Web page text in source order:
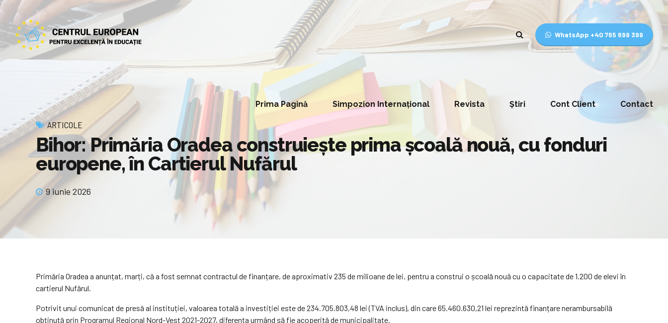
WhatsApp +40 765 699 399
Prima Pagină Simpozion Internațional Revista Știri Cont Client Contact
ARTICOLE
Bihor: Primăria Oradea construiește prima școală nouă, cu fonduri
europene, în Cartierul Nufărul
9 iunie 2026
Primăria Oradea a anunțat, marți, că a fost semnat contractul de finanțare, de aproximativ 235 de milioane de lei, pentru a construi o școală nouă cu o capacitate de 1.200 de elevi în
cartierul Nufărul.
Potrivit unui comunicat de presă al instituției, valoarea totală a investiției este de 234.705.803,48 lei (TVA inclus), din care 65.460.630,21 lei reprezintă finanțare nerambursabilă
obținută prin Programul Regional Nord-Vest 2021-2027, diferența urmând să fie acoperită de municipalitate.